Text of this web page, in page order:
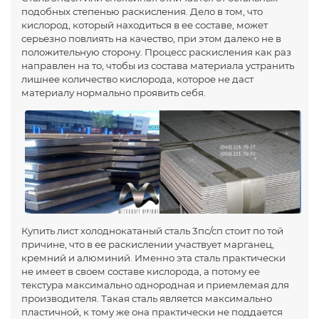
подобных степенью раскисления. Дело в том, что
кислород, который находиться в ее составе, может
серьезно повлиять на качество, при этом далеко не в
положительную сторону. Процесс раскисления как раз
направлен на то, чтобы из состава материала устранить
лишнее количество кислорода, которое не даст
материалу нормально проявить себя.
Купить лист холоднокатаный сталь 3пс/сп стоит по той
причине, что в ее раскислении участвует марганец,
кремний и алюминий. Именно эта сталь практически
не имеет в своем составе кислорода, а потому ее
текстура максимально однородная и приемлемая для
производителя. Такая сталь является максимально
пластичной, к тому же она практически не поддается